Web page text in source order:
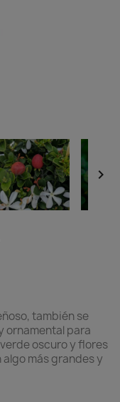

también se
ornamental para
oscuro y flores
algo más grandes y